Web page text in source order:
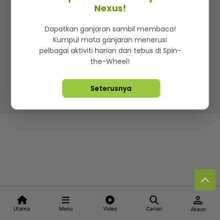
Utama Menu Video Carian
person
Akaun
Iklan di SMG360
Terma & Syarat Dasar Privasi
Lebih hot, viral dan sensasi
Hakcipta Terpelihara ©2026. Star Media Group Berhad
Nexus!
Dapatkan ganjaran sambil membaca!
Kumpul mata ganjaran menerusi
pelbagai aktiviti harian dan tebus di Spin-
the-Wheel!
Seterusnya